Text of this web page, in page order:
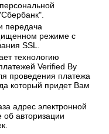
передача
режиме с
SSL.
технологию
Verified By
проведения платежа
который придет Вам
адрес электронной
авторизации